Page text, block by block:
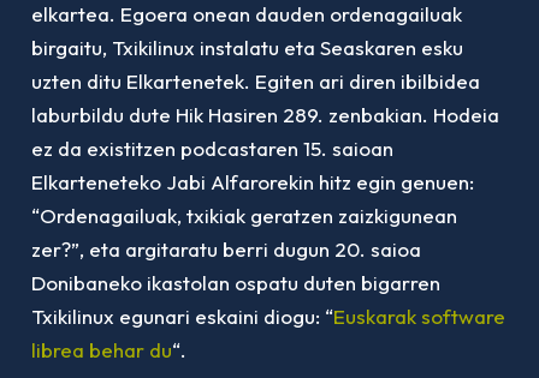
elkartea. Egoera onean dauden ordenagailuak
birgaitu, Txikilinux instalatu eta Seaskaren esku
uzten ditu Elkartenetek. Egiten ari diren ibilbidea
laburbildu dute Hik Hasiren 289. zenbakian. Hodeia
ez da existitzen podcastaren 15. saioan
Elkarteneteko Jabi Alfarorekin hitz egin genuen:
“Ordenagailuak, txikiak geratzen zaizkigunean
zer?”, eta argitaratu berri dugun 20. saioa
Donibaneko ikastolan ospatu duten bigarren
Txikilinux egunari eskaini diogu: “Euskarak software
librea behar du“.